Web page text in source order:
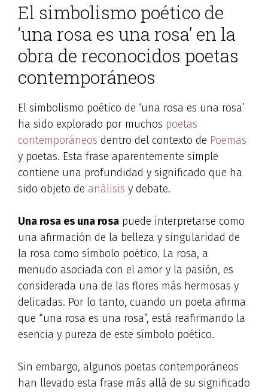
El simbolismo poético de
‘una rosa es una rosa’ en la
obra de reconocidos poetas
contemporáneos
El simbolismo poético de ‘una rosa es una rosa’
ha sido explorado por muchos poetas
contemporáneos dentro del contexto de Poemas
y poetas. Esta frase aparentemente simple
contiene una profundidad y significado que ha
sido objeto de análisis y debate.
Una rosa es una rosa puede interpretarse como
una afirmación de la belleza y singularidad de
la rosa como símbolo poético. La rosa, a
menudo asociada con el amor y la pasión, es
considerada una de las flores más hermosas y
delicadas. Por lo tanto, cuando un poeta afirma
que “una rosa es una rosa”, está reafirmando la
esencia y pureza de este símbolo poético.
Sin embargo, algunos poetas contemporáneos
han llevado esta frase más allá de su significado